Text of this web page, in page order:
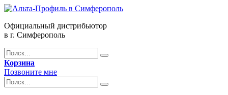
Официальный дистрибьютор
в г. Симферополь
Корзина
Позвоните мне